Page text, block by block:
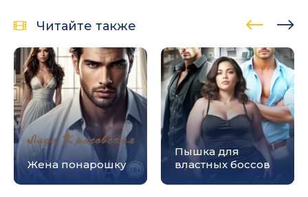
Читайте также
Жена понарошку
Пышка для
властных боссов